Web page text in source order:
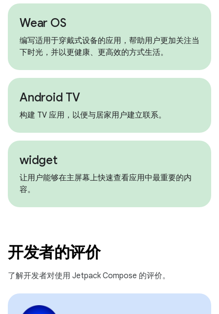
Wear OS
编写适用于穿戴式设备的应用，帮助用户更加关注当
下时光，并以更健康、更高效的方式生活。
Android TV
构建 TV 应用，以便与居家用户建立联系。
widget
让用户能够在主屏幕上快速查看应用中最重要的内
容。
开发者的评价
了解开发者对使用 Jetpack Compose 的评价。